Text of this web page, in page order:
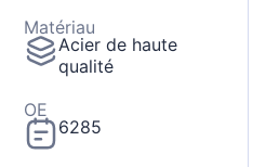
Matériau
Acier de haute
qualité
OE
6285